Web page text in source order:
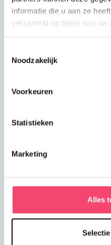
informatie die u aan ze
verzameld op basis van
Noodzakelijk
Voorkeuren
Statistieken
Marketing
Alles
Museum. Wie is het
in een mini-jeep of mini-
Bekijk het aanbod